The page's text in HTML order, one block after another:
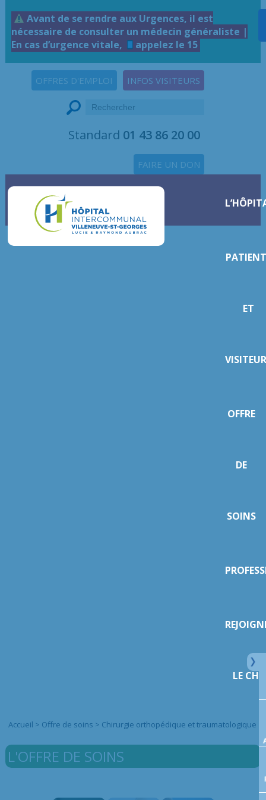
Avant de se rendre aux Urgences, il est
nécessaire de consulter un médecin généraliste |
En cas d’urgence vitale,
appelez le 15
INFOS VISITEURS
OFFRES D'EMPLOI
Standard 01 43 86 20 00
FAIRE UN DON
ET
OFFRE
DE
SOINS
LE
Accueil > Offre de soins > Chirurgie orthopédique et traumatologique
L'OFFRE DE SOINS